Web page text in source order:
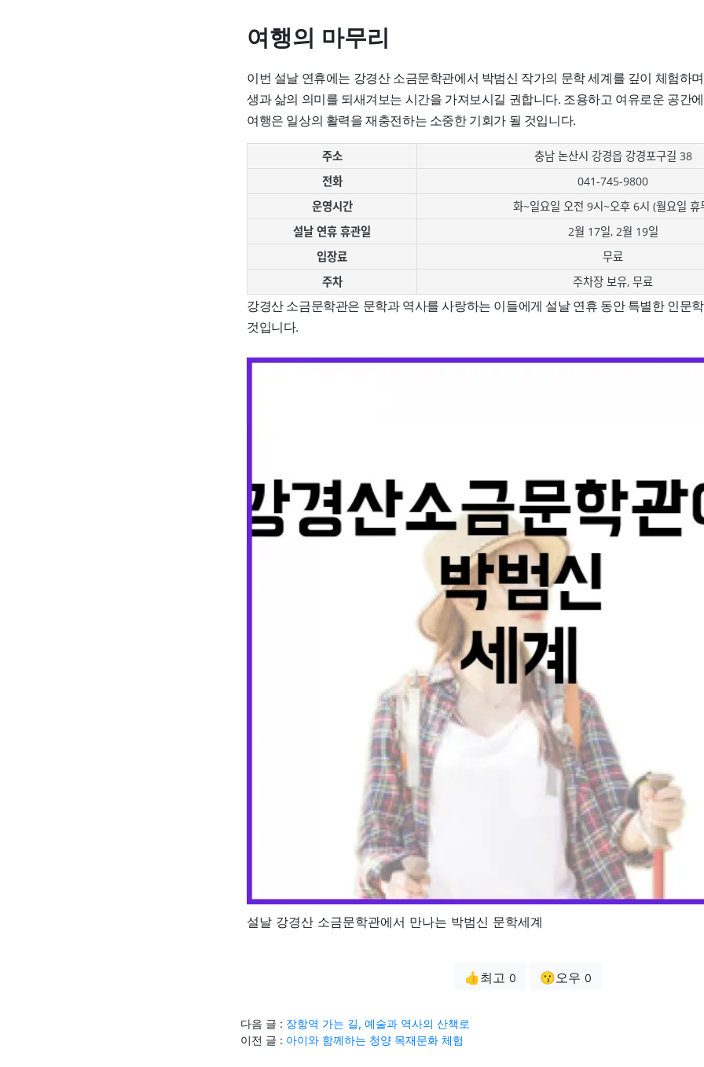
여행의 마무리
이번 설날 연휴에는 강경산 소금문학관에서 박범신 작가의 문학 세계를 깊이 체험하
생과 삶의 의미를 되새겨보는 시간을 가져보시길 권합니다. 조용하고 여유로운 공간
여행은 일상의 활력을 재충전하는 소중한 기회가 될 것입니다.
주소
충남 논산시 강경읍 강경포구길 38
전화
041-745-9800
운영시간
화~일요일 오전 9시~오후 6시 (월요일 휴
설날 연휴 휴관일
2월 17일, 2월 19일
입장료
무료
주차
주차장 보유, 무료
강경산 소금문학관은 문학과 역사를 사랑하는 이들에게 설날 연휴 동안 특별한 인문
것입니다.
설날 강경산 소금문학관에서 만나는 박범신 문학세계
👍최고 0 😗오우 0
다음 글 : 장항역 가는 길, 예술과 역사의 산책로
이전 글 : 아이와 함께하는 청양 목재문화 체험